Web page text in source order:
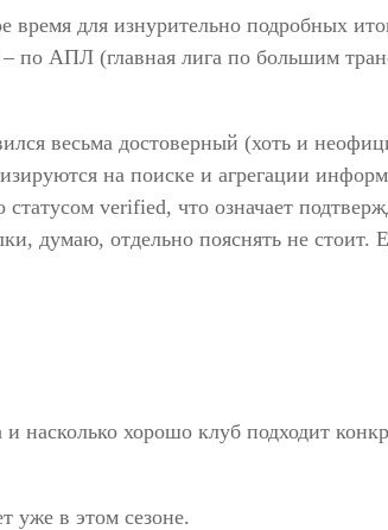
для изнурительно подробных
по АПЛ (главная лига по большим
весьма достоверный (хоть и
на поиске и агрегации
verified, что означает
думаю, отдельно пояснять не
насколько хорошо клуб подходит
уже в этом сезоне.